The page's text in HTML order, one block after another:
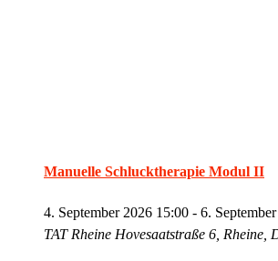
Manuelle Schlucktherapie Modul II
4. September 2026 15:00 - 6.
TAT Rheine Hovesaatstraße 6, Rheine,